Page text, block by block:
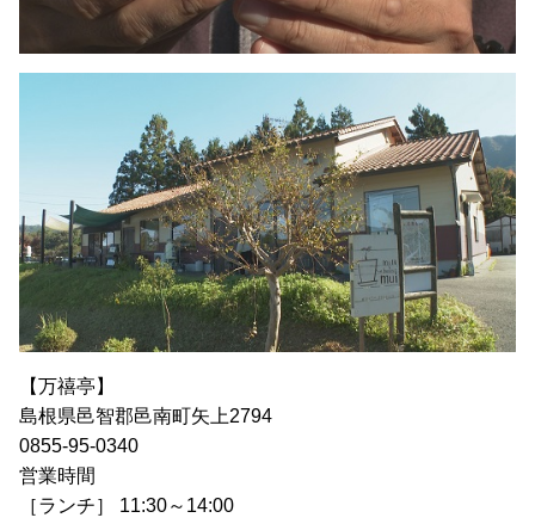
【万禧亭】
島根県邑智郡邑南町矢上2794
0855-95-0340
営業時間
［ランチ］ 11:30～14:00